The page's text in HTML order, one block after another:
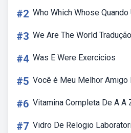
#2 Who Which Whose Quando
#3 We Are The World
#4 Was E Were Exercicios
#5 Você é Meu Melhor Amigo
#6 Vitamina Completa De A A
#7 Vidro De Relogio